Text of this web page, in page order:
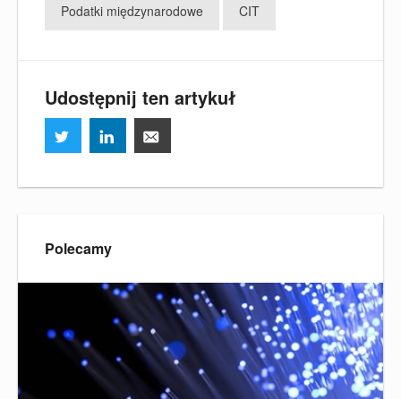
Podatki międzynarodowe CIT
Udostępnij ten artykuł
Polecamy